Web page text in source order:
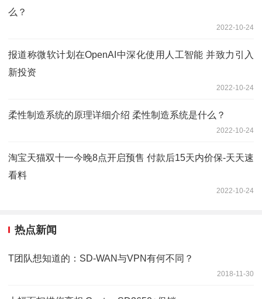
么？
2022-10-24
报道称微软计划在OpenAI中深化使用人工智能 并致力引入
新投资
2022-10-24
柔性制造系统的原理详细介绍 柔性制造系统是什么？
2022-10-24
淘宝天猫双十一今晚8点开启预售 付款后15天内价保-天天速
看料
2022-10-24
热点新闻
T团队想知道的：SD-WAN与VPN有何不同？
2018-11-30